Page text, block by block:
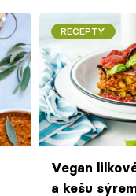
RECEPTY
Vegan
a kešu